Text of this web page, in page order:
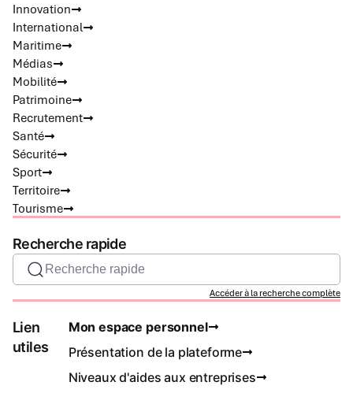
Innovation
International
Maritime
Médias
Mobilité
Patrimoine
Recrutement
Santé
Sécurité
Sport
Territoire
Tourisme
Recherche rapide
Recherche rapide
Accéder à la recherche complète
Lien
utiles
Mon espace personnel
Présentation de la plateforme
Niveaux d'aides aux entreprises